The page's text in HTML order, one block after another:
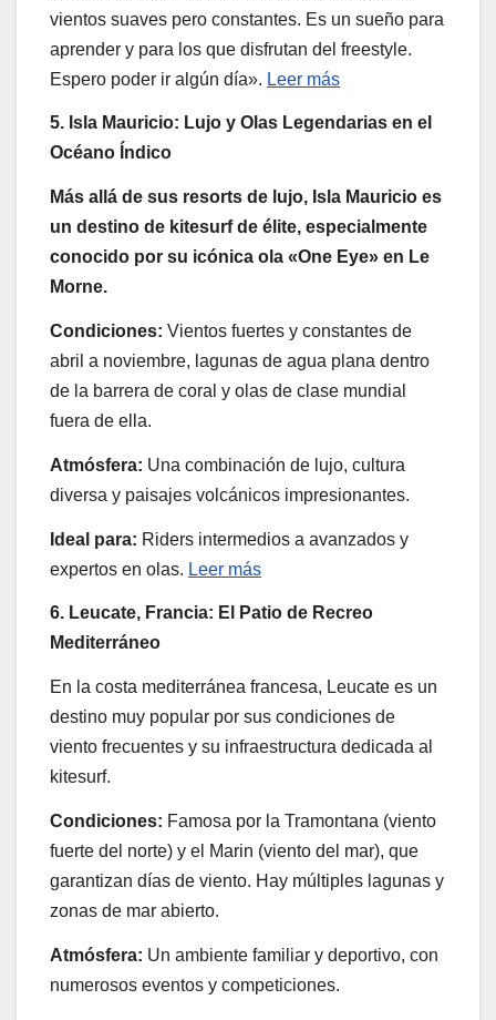
vientos suaves pero constantes. Es un sueño para
aprender y para los que disfrutan del freestyle.
Espero poder ir algún día». Leer más
5. Isla Mauricio: Lujo y Olas Legendarias en el
Océano Índico
Más allá de sus resorts de lujo, Isla Mauricio es
un destino de kitesurf de élite, especialmente
conocido por su icónica ola «One Eye» en Le
Morne.
Condiciones: Vientos fuertes y constantes de
abril a noviembre, lagunas de agua plana dentro
de la barrera de coral y olas de clase mundial
fuera de ella.
Atmósfera: Una combinación de lujo, cultura
diversa y paisajes volcánicos impresionantes.
Ideal para: Riders intermedios a avanzados y
expertos en olas. Leer más
6. Leucate, Francia: El Patio de Recreo
Mediterráneo
En la costa mediterránea francesa, Leucate es un
destino muy popular por sus condiciones de
viento frecuentes y su infraestructura dedicada al
kitesurf.
Condiciones: Famosa por la Tramontana (viento
fuerte del norte) y el Marin (viento del mar), que
garantizan días de viento. Hay múltiples lagunas y
zonas de mar abierto.
Atmósfera: Un ambiente familiar y deportivo, con
numerosos eventos y competiciones.